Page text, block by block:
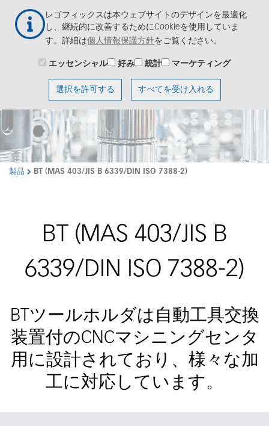
レゴフィックスは本ウェブサイトのデザインを最適化
し、継続的に改善するためにCookieを使用していま
す。詳細は個人情報保護方針をご覧ください。
エッセンシャル 好み 統計 マーケティング
選択を許可する すべてを受け入れる
移
動
製品 BT (MAS 403/JIS B 6339/DIN ISO 7388-2)
BT (MAS 403/JIS B
6339/DIN ISO 7388-2)
BTツールホルダは自動工具交換
装置付のCNCマシニングセンタ
用に設計されており、様々な加
工に対応しています。